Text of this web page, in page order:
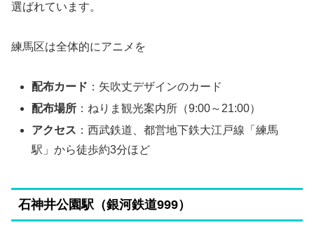
選ばれています。
練馬区は全体的にアニメを
配布カード ：矢吹丈デザインのカード
配布場所 ：ねりま観光案内所（9:00～21:00）
アクセス ：西武鉄道、都営地下鉄大江戸線「練馬
駅」から徒歩約3分ほど
石神井公園駅（銀河鉄道999）